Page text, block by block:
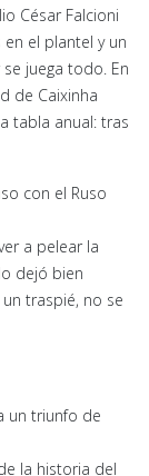
César Falcioni
el plantel y un
juega todo. En
de Caixinha
tabla anual: tras
con el Ruso
a pelear la
dejó bien
traspié, no se
un triunfo de
la historia del